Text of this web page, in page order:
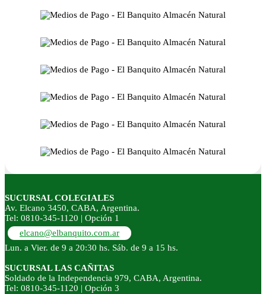
SUCURSAL COLEGIALES
Av. Elcano 3450, CABA, Argentina.
Tel: 0810-345-1120 | Opción 1
elcano@elbanquito.com.ar
Lun. a Vier. de 9 a 20:30 hs. Sáb. de 9 a 15 hs.
SUCURSAL LAS CAÑITAS
Soldado de la Independencia 979, CABA, Argentina.
Tel: 0810-345-1120 | Opción 3